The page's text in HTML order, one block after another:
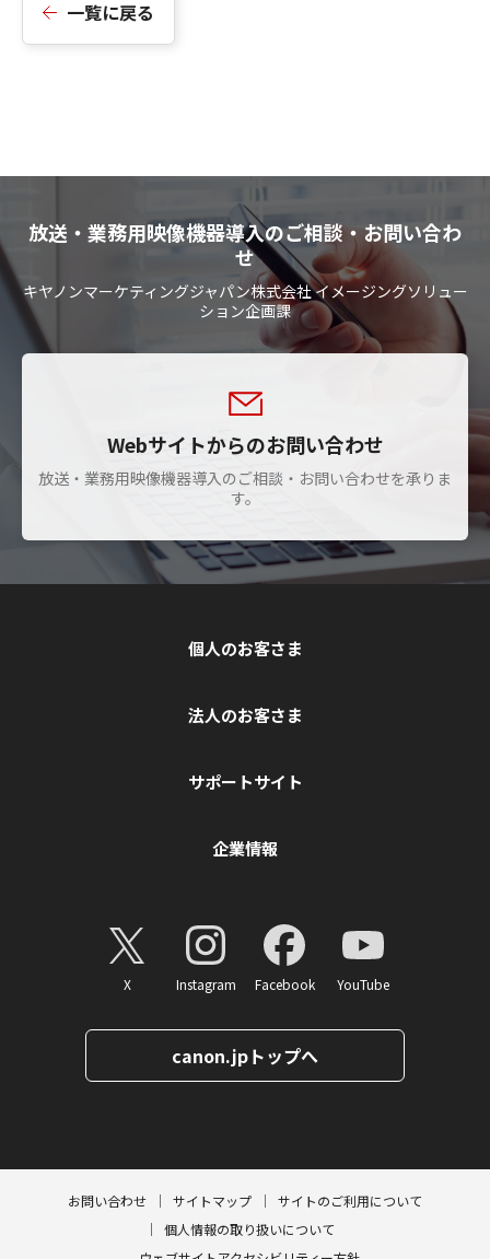
一覧に戻る
放送・業務用映像機器導入のご相談・お問い合わ
せ
キヤノンマーケティングジャパン株式会社 イメージングソリュー
ション企画課
Webサイトからのお問い合わせ
放送・業務用映像機器導入のご相談・お問い合わせを承りま
す。
個人のお客さま
法人のお客さま
サポートサイト
企業情報
X Instagram Facebook YouTube
canon.jpトップへ
お問い合わせ サイトマップ
サイトのご利用について
個人情報の取り扱いについて